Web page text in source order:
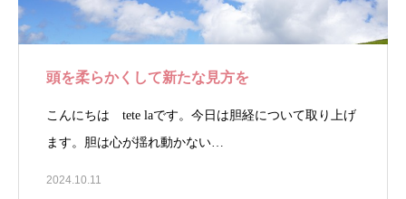
頭を柔らかくして新たな見方を
こんにちは tete laです。今日は胆経について取り上げ
ます。胆は心が揺れ動かない…
2024.10.11